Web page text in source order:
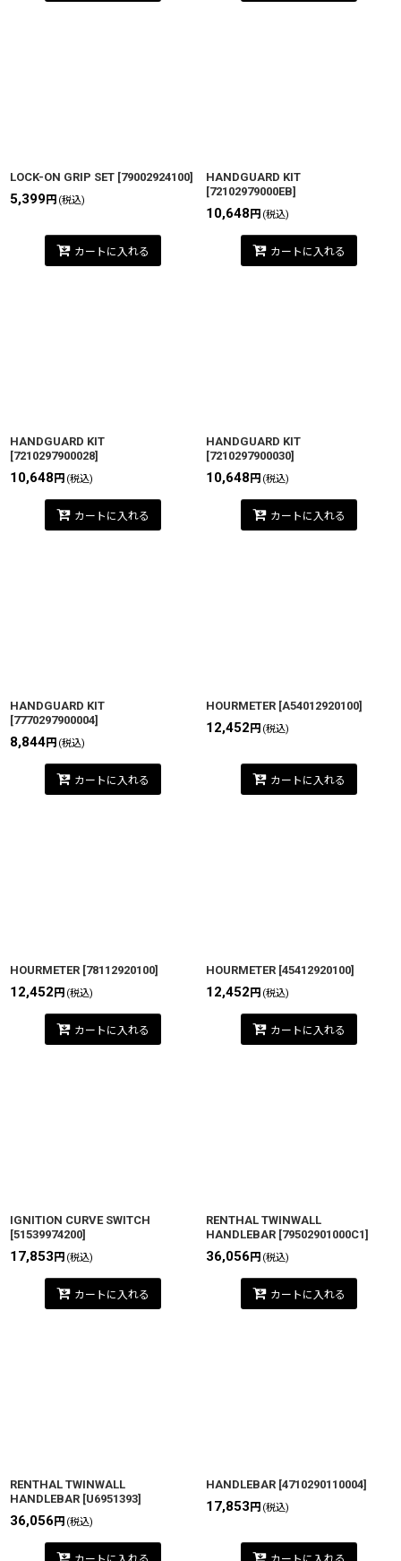
LOCK-ON GRIP SET [79002924100]
5,399円 (税込)
カートに入れる
HANDGUARD KIT
[72102979000EB]
10,648 円 (税込)
カートに入れる
HANDGUARD KIT
[7210297900028]
10,648 円 (税込)
カートに入れる
HANDGUARD KIT
[7210297900030]
10,648 円 (税込)
カートに入れる
HANDGUARD KIT
[7770297900004]
8,844円 (税込)
カートに入れる
HOURMETER [A54012920100]
12,452 円 (税込)
カートに入れる
HOURMETER [78112920100]
12,452 円 (税込)
カートに入れる
HOURMETER [45412920100]
12,452 円 (税込)
カートに入れる
IGNITION CURVE SWITCH
[51539974200]
17,853 円 (税込)
カートに入れる
RENTHAL TWINWALL
HANDLEBAR [79502901000C1]
36,056 円 (税込)
カートに入れる
RENTHAL TWINWALL
HANDLEBAR [U6951393]
36,056 円 (税込)
HANDLEBAR [4710290110004]
17,853 円 (税込)